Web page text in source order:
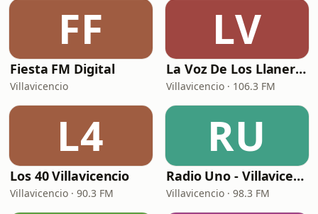
FF
Fiesta FM Digital
Villavicencio
LV
La Voz De Los Llaneros
Villavicencio · 106.3 FM
L4
Los 40 Villavicencio
Villavicencio · 90.3 FM
RU
Radio Uno - Villavicencio
Villavicencio · 98.3 FM